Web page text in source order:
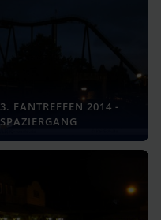
3. FANTREFFEN 2014 -
SPAZIERGANG